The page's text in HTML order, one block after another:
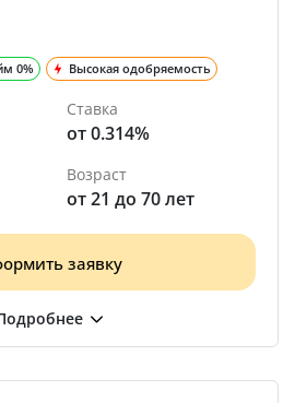
0% Высокая одобряемость
Ставка
от 0.314%
Возраст
от 21 до 70 лет
заявку